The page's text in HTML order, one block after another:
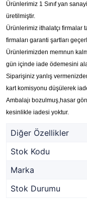
Ürünlerimiz 1 Sınıf yan
üretilmiştir.
Ürünlerimiz ithalatçı firmalar
firmaları garanti şartları
Ürünlerimizden memnun
gün içinde iade ödemesini
Siparişiniz yanlış
kart komisyonu düşülerek
Ambalajı bozulmuş,hasar
kesinlikle iadesi yoktur.
Diğer Özellikler
Stok Kodu
Marka
Stok Durumu